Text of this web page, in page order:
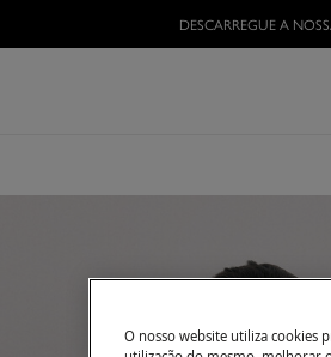
O nosso website utiliza cookies